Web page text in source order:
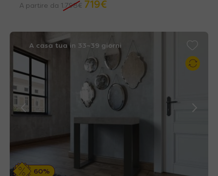
A partire da 1.798€ 719€
A casa tua in 33~39 giorni
60%